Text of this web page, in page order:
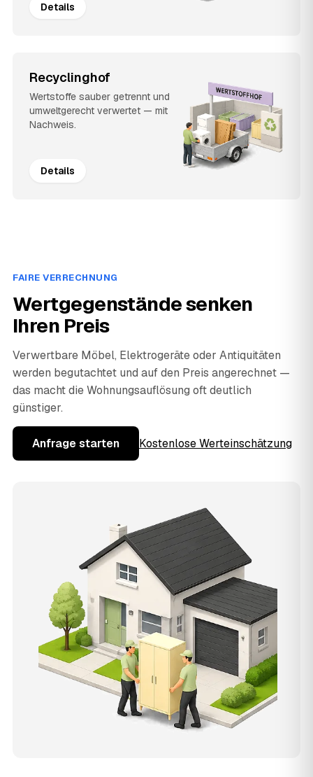
Details
Recyclinghof
Wertstoffe sauber getrennt und
umweltgerecht verwertet — mit
Nachweis.
Details
FAIRE VERRECHNUNG
Wertgegenstände senken
Ihren Preis
Verwertbare Möbel, Elektrogeräte oder Antiquitäten
werden begutachtet und auf den Preis angerechnet —
das macht die Wohnungsauflösung oft deutlich
günstiger.
Anfrage starten Kostenlose Werteinschätzung